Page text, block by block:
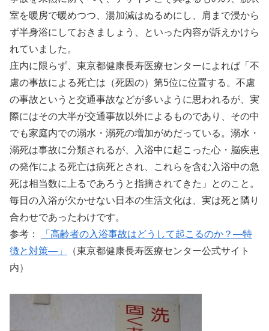
室を暖房で暖めつつ、湯加減はぬるめにし、肩まで浸から
ず半身浴にしておきましょう、といった内容が訴えかけら
れていました。
庄内に限らず、東京都健康長寿医療センターによれば「不
慮の事故による死亡は（死因の）第5位に位置する。不慮
の事故というと交通事故などが多いように思われるが、実
際にはその大半が交通事故以外によるものであり、その中
でも家庭内での溺水・溺死の増加がめだっている。溺水・
溺死は事故に分類されるが、入浴中に起こった心・脳疾患
の発作による死亡は病死とされ、これらを含む入浴中の急
死は相当数に上るであろうと指摘されてきた」とのこと。
毎日の入浴が欠かせない日本の生活文化は、実は死と隣り
合わせであったわけです。
参考：
「高齢者の入浴事故はどうして起こるのか？―特
徴と対策―」
（東京都健康長寿医療センター公式サイト
内）